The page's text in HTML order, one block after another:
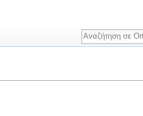
Αναζήτηση